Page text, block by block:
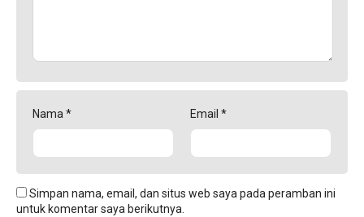
Nama* Email *
Simpan nama, email, dan situs web saya pada peramban ini
untuk komentar saya berikutnya.